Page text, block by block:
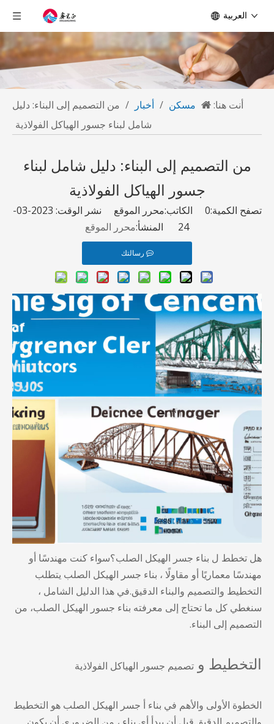
العربية
أنت هنا: مسكن / أخبار / من التصميم إلى البناء: دليل
شامل لبناء جسور الهياكل الفولاذية
من التصميم إلى البناء: دليل شامل لبناء
جسور الهياكل الفولاذية
تصفح الكمية:0
الكاتب:محرر الموقع نشر الوقت: 2023-03-
24 المنشأ:
محرر الموقع
رسالتك
هل تخطط ل بناء جسر الهيكل الصلب؟سواء كنت مهندسًا أو
مهندسًا معماريًا أو مقاولًا ، بناء جسر الهيكل الصلب يتطلب
التخطيط والتصميم والبناء الدقيق.في هذا الدليل الشامل ،
سنغطي كل ما تحتاج إلى معرفته بناء جسور الهيكل الصلب، من
التصميم إلى البناء.
التخطيط و تصميم جسور الهياكل الفولاذية
الخطوة الأولى والأهم في بناء أ جسر الهيكل الصلب هو التخطيط